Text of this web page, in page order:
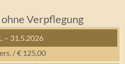
Verpflegung
/ € 125,00